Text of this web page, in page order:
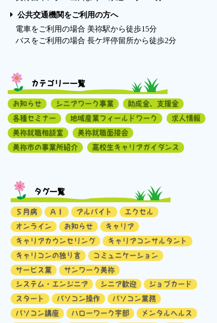
公共交通機関をご利用の方へ
電車をご利用の場合 美祢駅から徒歩15分
バスをご利用の場合 長ケ坪停留所から徒歩2分
カテゴリー一覧
お知らせ シニアワーク事業
助成金、支援金
各種セミナー
地域産業フィールドワーク
求人情報
美祢就職相談室
美祢就職面接会
美祢市の事業所紹介
高校生キャリアガイダンス
タグ一覧
５月病 ＡＩ アルバイト
エクセル
オンライン
お知らせ
キャリア
キャリアカウンセリング
キャリアコンサルタント
キャリコンの独り言
コミュニケーション
サービス業
サンワーク美祢
システム・エンジニア
シニア歓迎
ジョブカード
スタート
パソコン操作
パソコン業務
パソコン講座
ハローワーク宇部
メンタルヘルス